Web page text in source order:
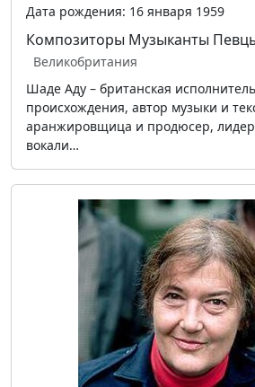
Дата рождения: 16 января 1959
Композиторы Музыканты
Великобритания
Шаде Аду – британская
происхождения, автор музыки и
аранжировщица и продюсер, лидер
вокали…